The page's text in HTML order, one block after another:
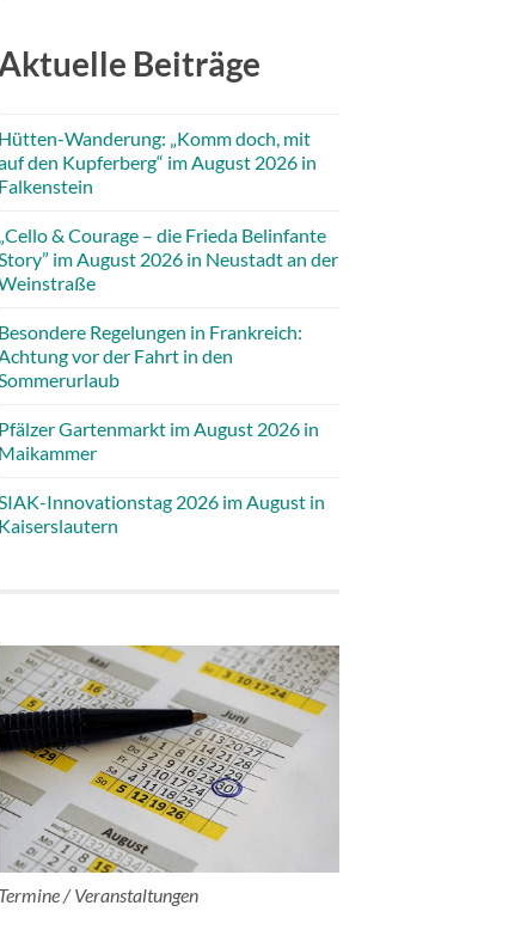
Aktuelle Beiträge
Hütten-Wanderung: „Komm doch, mit
den Kupferberg“ im August 2026 in
Falkenstein
„Cello & Courage – die Frieda Belinfante
Story” im August 2026 in Neustadt an der
Besondere Regelungen in Frankreich:
Achtung vor der Fahrt in den
Sommerurlaub
Pfälzer Gartenmarkt im August 2026 in
Maikammer
SIAK-Innovationstag 2026 im August in
Kaiserslautern
Termine / Veranstaltungen